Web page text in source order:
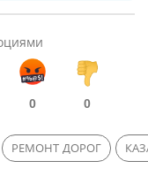
0 0
РЕМОНТ ДОРОГ